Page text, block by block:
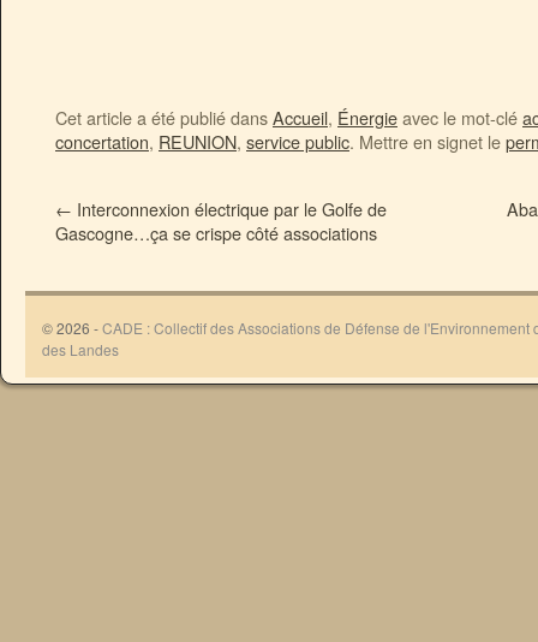
Cet article a été publié dansAccueil, Énergieavec le mot-clé
concertation, REUNION, service public. Mettre en signet le
← Interconnexion électrique par le Golfe de
Gascogne…ça se crispe côté associations
© 2026 -CADE : Collectif des Associations de Défense de l'Environnement
des Landes